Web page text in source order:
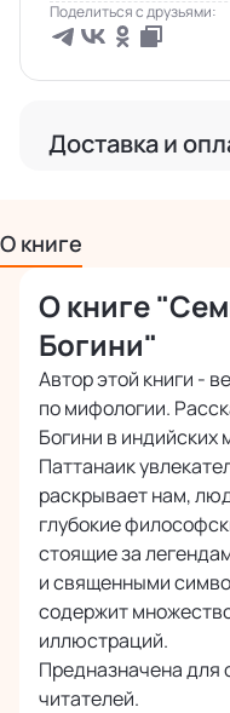
Поделиться с друзьями:
Доставка и
Бесплатная
Бесплатная
Международная
Точная стоимость
Оплата
Наличными или
Безопасная
онлайн
О книге
О книге
Богини"
Автор этой книги -
по мифологии.
Богини в индийских
Паттанаик
раскрывает нам,
глубокие
стоящие за
и священными
содержит
иллюстраций.
Предназначена для
читателей.